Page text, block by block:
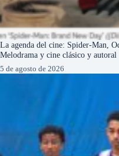
La agenda del cine: Spider-Man,
Melodrama y cine clásico y autoral
5 de agosto de 2026